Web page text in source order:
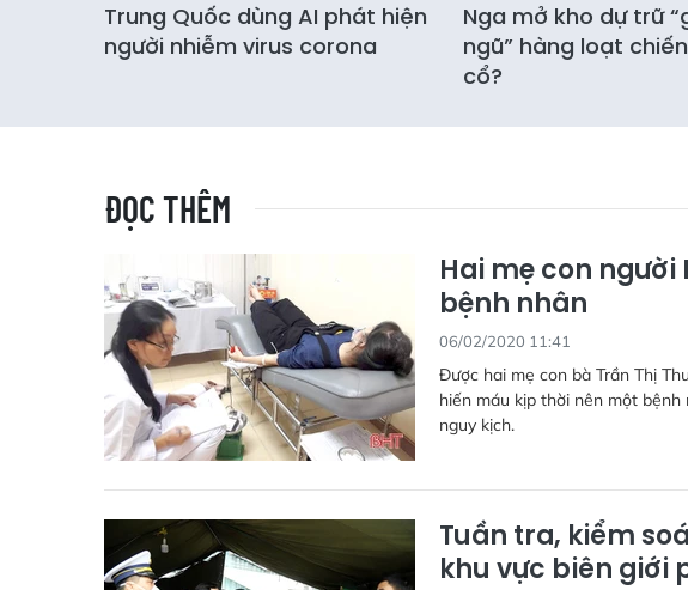
Trung Quốc dùng AI phát hiện
người nhiễm virus corona
Nga mở kho dự trữ
ngũ” hàng loạt
cổ?
ĐỌC THÊM
Hai mẹ con
bệnh nhân
06/02/2020 11:41
Được hai mẹ con bà Trần Thị
hiến máu kịp thời nên một
nguy kịch.
Tuần tra, kiểm
khu vực biên giới